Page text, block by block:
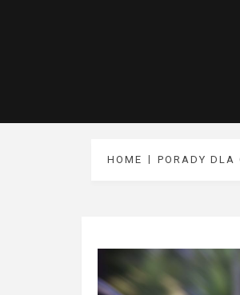
HOME PORADY DLA